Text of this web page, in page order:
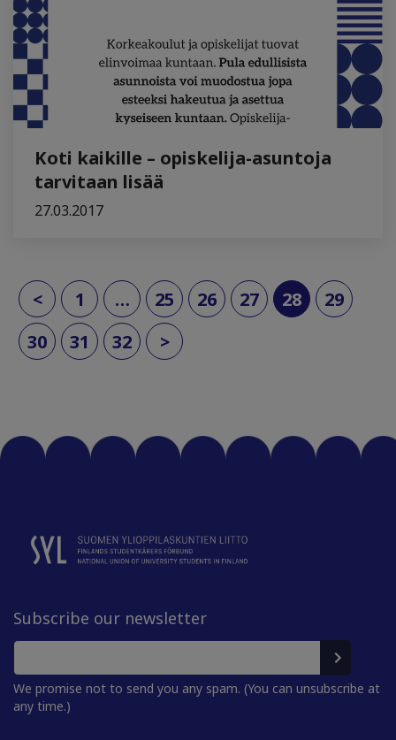
Koti kaikille – opiskelija-asuntoja
tarvitaan lisää
27.03.2017
< 1 … 25 26 27 28(current)
29
30
31 32 >
Subscribe our newsletter
We promise not to send you any spam. (You can unsubscribe at
any time.)